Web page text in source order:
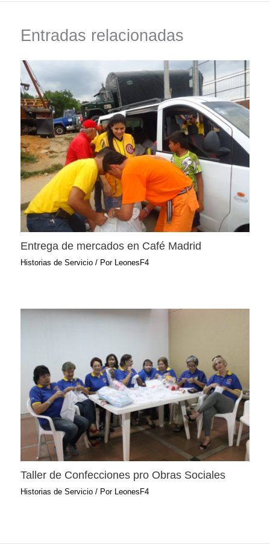
Entradas relacionadas
Entrega de mercados en Café Madrid
Historias de Servicio / Por LeonesF4
Taller de Confecciones pro Obras Sociales
Historias de Servicio / Por LeonesF4